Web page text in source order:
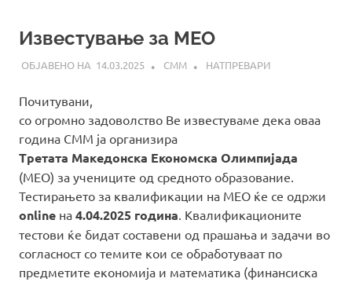
Известување за МЕО
14.03.2025 СММ НАТПРЕВАРИ
Почитувани,
со огромно задоволство Ве известуваме дека оваа
година СММ ја организира
Третата Македонска Економска Олимпијада
(МЕО) за учениците од средното образование.
Тестирањето за квалификации на МЕО ќе се одржи
online на 4.04.2025 година. Квалификационите
тестови ќе бидат составени од прашања и задачи во
согласност со темите кои се обработуваат по
предметите економија и математика (финансиска